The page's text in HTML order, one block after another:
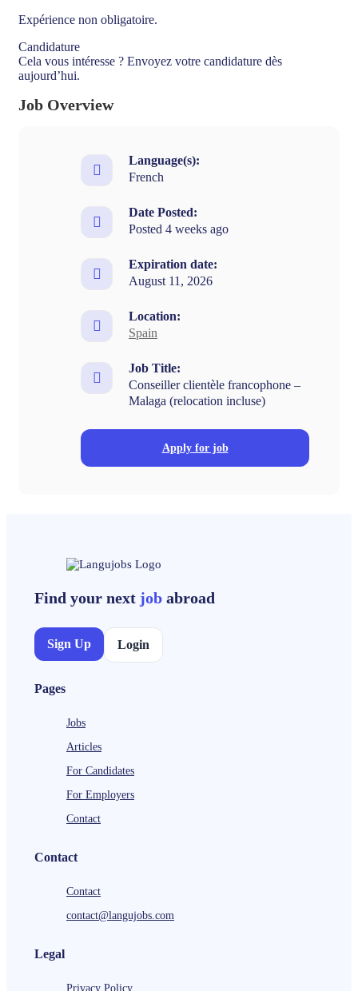
Expérience non obligatoire.
Candidature
Cela vous intéresse ? Envoyez votre candidature dès
aujourd’hui.
Job Overview
Language(s):
French
Date Posted:
Posted 4 weeks ago
Expiration date:
August 11, 2026
Location:
Spain
Job Title:
Conseiller clientèle francophone –
Malaga (relocation incluse)
Apply for job
Find your next job abroad
Sign Up Login
Pages
Jobs
Articles
For Candidates
For Employers
Contact
Contact
Contact
contact@langujobs.com
Legal
Privacy Policy